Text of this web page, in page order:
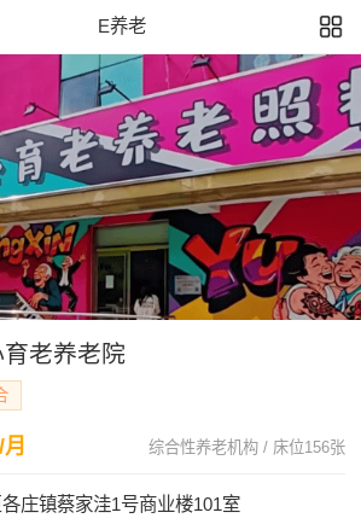
E养老
老养老院
综合性养老机构 / 床位156张
庄镇蔡家洼1号商业楼101室